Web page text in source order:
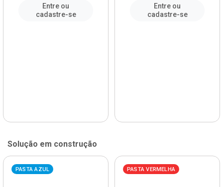
Entre ou
cadastre-se
Entre ou
cadastre-se
Solução em construção
PASTA AZUL PASTA VERMELHA